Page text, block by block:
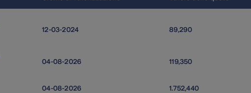
12-03-2024 89,290
04-08-2026 119,350
04-08-2026 1.752,440